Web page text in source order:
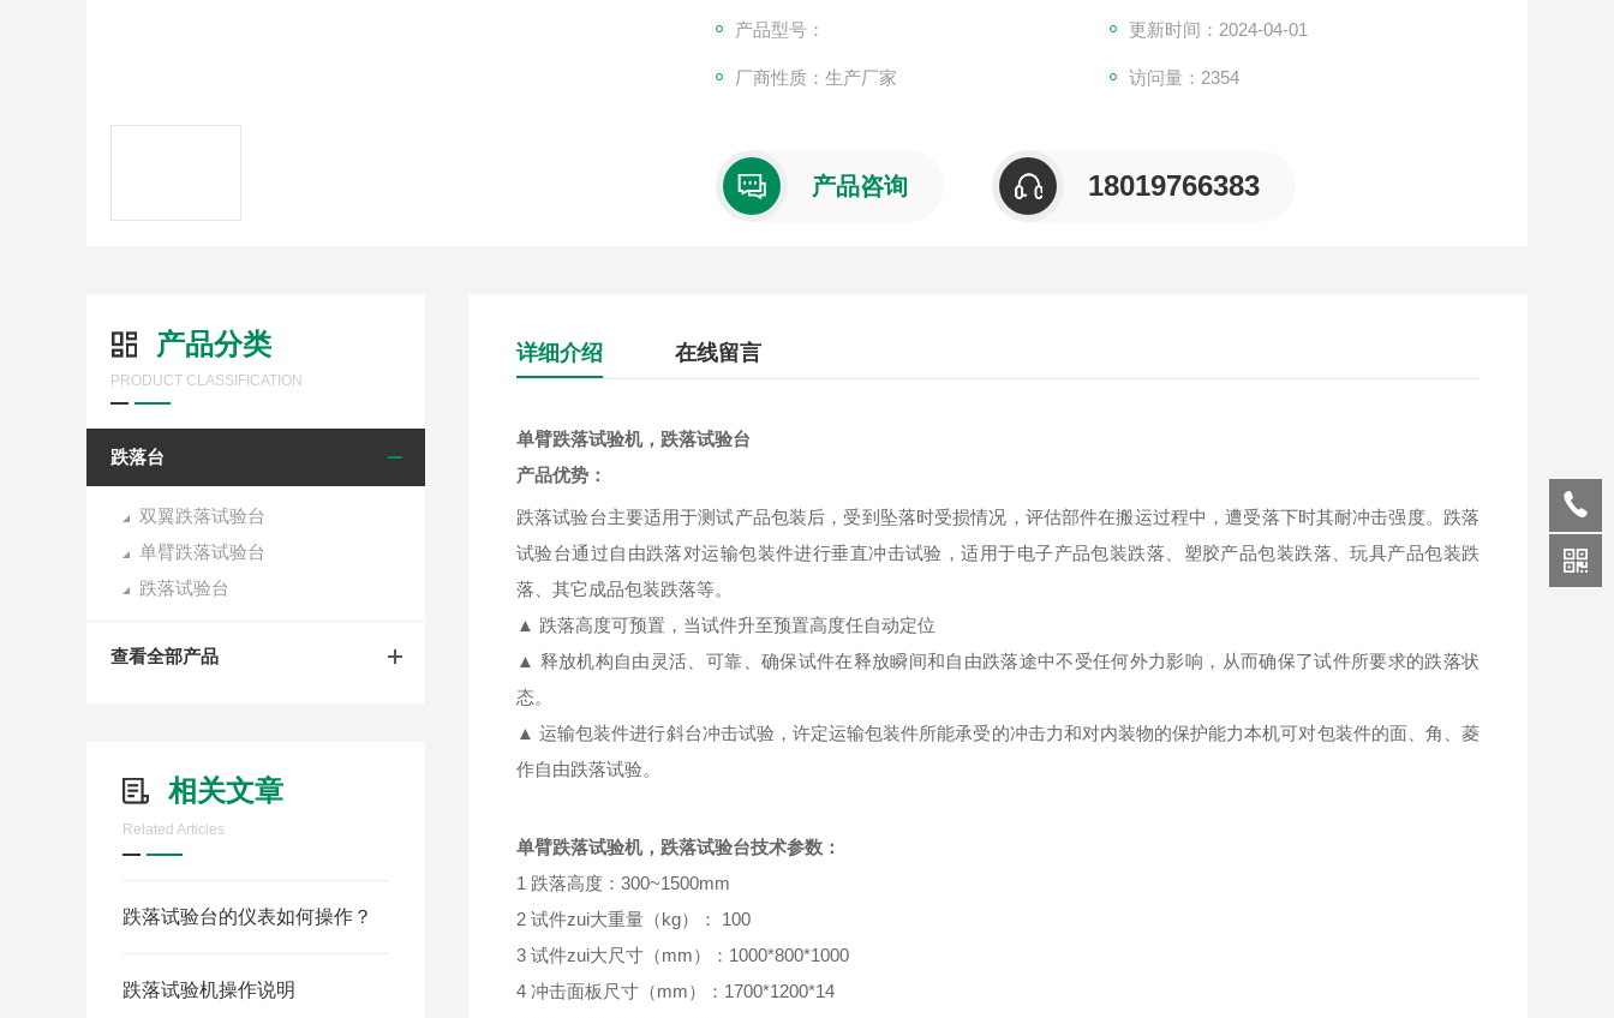
产品型号： 更新时间：2024-04-01
厂商性质：生产厂家 访问量：2354
产品咨询 18019766383
产品分类
PRODUCT CLASSIFICATION
跌落台
双翼跌落试验台
单臂跌落试验台
跌落试验台
查看全部产品
相关文章
Related Articles
跌落试验台的仪表如何操作？
跌落试验机操作说明
详细介绍 在线留言
单臂跌落试验机，跌落试验台​
产品优势：
跌落试验台主要适用于测试产品包装后，受到坠落时受损情况，评估部件在搬运过程中，遭受落下时其耐冲击强度。跌落
试验台通过自由跌落对运输包装件进行垂直冲击试验，适用于电子产品包装跌落、塑胶产品包装跌落、玩具产品包装跌
落、其它成品包装跌落等。
▲ 跌落高度可预置，当试件升至预置高度任自动定位
▲ 释放机构自由灵活、可靠、确保试件在释放瞬间和自由跌落途中不受任何外力影响，从而确保了试件所要求的跌落状
态。
▲ 运输包装件进行斜台冲击试验，许定运输包装件所能承受的冲击力和对内装物的保护能力本机可对包装件的面、角、菱
作自由跌落试验。
单臂跌落试验机，跌落试验台技术参数：
1 跌落高度：300~1500mm
2 试件zui大重量（kg）： 100
3 试件zui大尺寸（mm）：1000*800*1000
4 冲击面板尺寸（mm）：1700*1200*14